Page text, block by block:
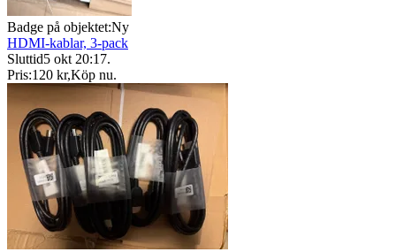
Badge på objektet:Ny
HDMI-kablar, 3-pack
Sluttid5 okt 20:17.
Pris:120 kr,Köp nu.